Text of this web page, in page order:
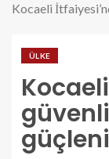
Kocaeli
ÜLKE